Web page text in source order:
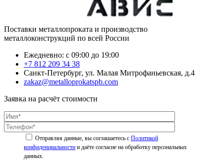
Поставки металлопроката и производство
металлоконструкций по всей России
Ежедневно: с 09:00 до 19:00
+7 812 209 34 38
Санкт-Петербург, ул. Малая Митрофаньевская, д.4
zakaz@metalloprokatspb.com
Заявка на расчёт стоимости
Политикой
конфиденциальности